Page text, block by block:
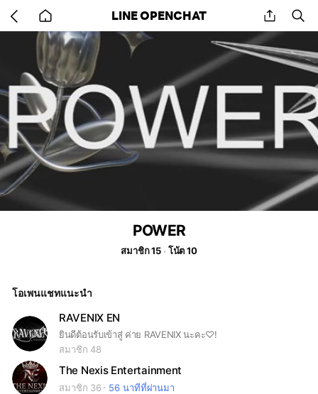
back
to
home
LINE OPENCHAT share
POWER
สมาชิก 15 โน้ต 10
โอเพนแชทแนะนำ
RAVENIX EN
ยินดีต้อนรับเข้าสู่ ค่าย RAVENIX นะคะ♡!
สมาชิก 48
The Nexis Entertainment
สมาชิก 36 56 นาทีที่ผ่านมา